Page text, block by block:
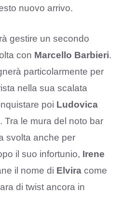
nuovo arrivo.
gestire un secondo
con Marcello Barbieri.
particolarmente per
nella sua scalata
poi Ludovica
. Tra le mura del noto bar
svolta anche per
il suo infortunio, Irene
il nome di Elvira come
di twist ancora in